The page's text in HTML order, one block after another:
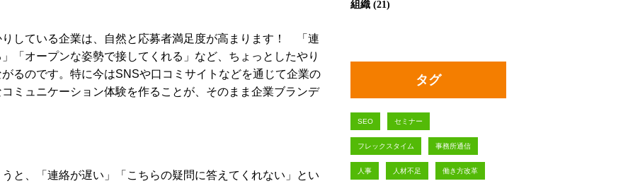
している企業は、自然と応募者満足度が高まります！ 「連
「オープンな姿勢で接してくれる」など、ちょっとしたやり
るのです。特に今はSNSや口コミサイトなどを通じて企業の
ミュニケーション体験を作ることが、そのまま企業ブランデ
と、「連絡が遅い」「こちらの疑問に答えてくれない」とい
組織 (21)
タグ
SEO セミナー
フレックスタイム 事務所通信
人事 人材不足 働き方改革